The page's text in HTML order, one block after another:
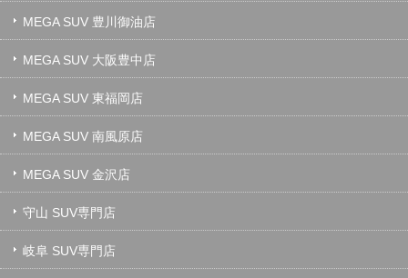
MEGA SUV 豊川御油店
MEGA SUV 大阪豊中店
MEGA SUV 東福岡店
MEGA SUV 南風原店
MEGA SUV 金沢店
守山 SUV専門店
岐阜 SUV専門店